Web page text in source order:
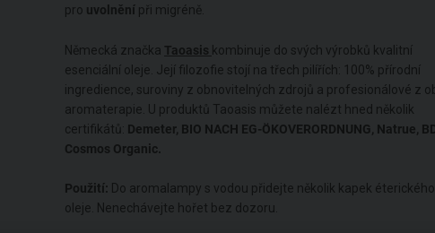
pro uvolnění při migréně.
Německá značka Taoasis kombinuje do svých výrobků kvalitní
esenciální oleje. Její filozofie stojí na třech pilířích: 100% přírodní
ingredience, suroviny z obnovitelných zdrojů a profesionálové z
aromaterapie. U produktů Taoasis můžete nalézt hned několik
certifikátů: Demeter, BIO NACH EG-ÖKOVERORDNUNG, Natrue,
Cosmos Organic.
Použití: Do aromalampy s vodou přidejte několik kapek éterického
oleje. Nenechávejte hořet bez dozoru.